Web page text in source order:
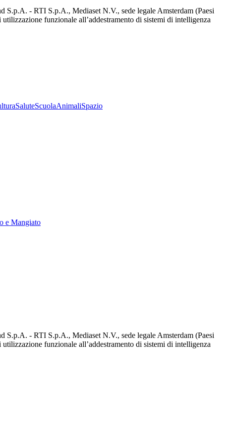
- RTI S.p.A., Mediaset N.V., sede legale Amsterdam (Paesi
funzionale all’addestramento di sistemi di intelligenza
SaluteScuolaAnimaliSpazio
e Mangiato
- RTI S.p.A., Mediaset N.V., sede legale Amsterdam (Paesi
funzionale all’addestramento di sistemi di intelligenza